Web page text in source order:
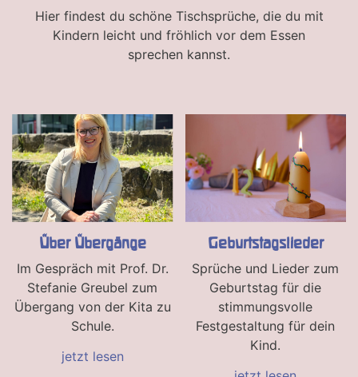
Hier findest du schöne Tischsprüche, die du mit
Kindern leicht und fröhlich vor dem Essen
sprechen kannst.
Über Übergänge
Im Gespräch mit Prof. Dr.
Stefanie Greubel zum
Übergang von der Kita zu
Schule.
jetzt lesen
Geburtstagslieder
Sprüche und Lieder zum
Geburtstag für die
stimmungsvolle
Festgestaltung für dein
Kind.